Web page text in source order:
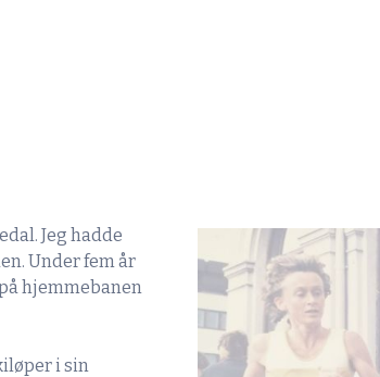
Jeg hadde
Under fem år
hjemmebanen
i sin